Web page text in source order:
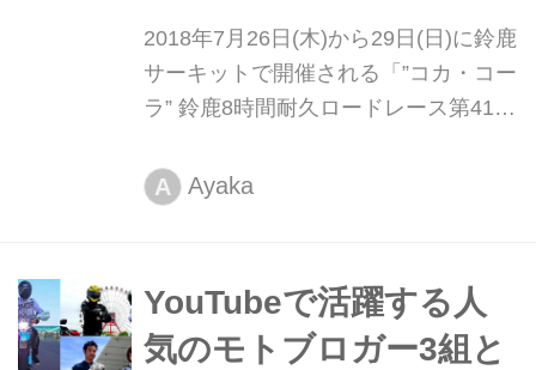
2018年7月26日(木)から29日(日)に鈴鹿
サーキットで開催される「”コカ・コー
ラ” 鈴鹿8時間耐久ロードレース第41回
8耐で初めて販売し大人気となったバ
イクのガソリンタンクを模した弁当箱
弁当」が今年も発売します。
A Ayaka
YouTubeで活躍する人
気のモトブロガー3組と